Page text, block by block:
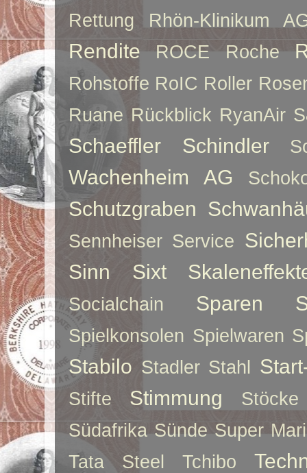
Rettung
Rhön-Klinikum
Rendite ROCE Roche
Rohstoffe RoIC Roller
Ruane Rückblick RyanAir
Schaeffler Schindler
Wachenheim AG
Schutzgraben
Sennheiser Service
Sinn
Sixt
Socialchain Sparen
Spielkonsolen Spielwaren
Stabilo Stadler Stahl
Stifte Stimmung
Stöcke
Südafrika Sünde Super
Tata Steel
Tchibo